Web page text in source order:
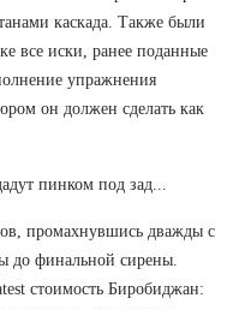
каскада. Также были
все иски, ранее поданные
упражнения
он должен сделать как
пинком под зад...
промахнувшись дважды с
до финальной сирены.
стоимость Биробиджан: